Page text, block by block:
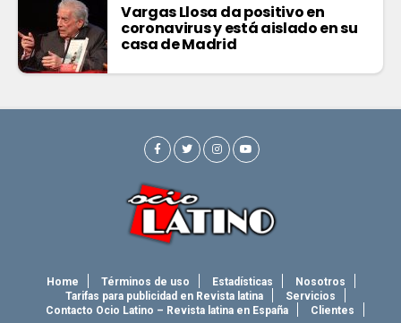
Vargas Llosa da positivo en
coronavirus y está aislado en su
casa de Madrid
Home Términos de uso Estadísticas
Nosotros
Tarifas para publicidad en Revista latina
Servicios
Contacto Ocio Latino – Revista latina en España
Clientes